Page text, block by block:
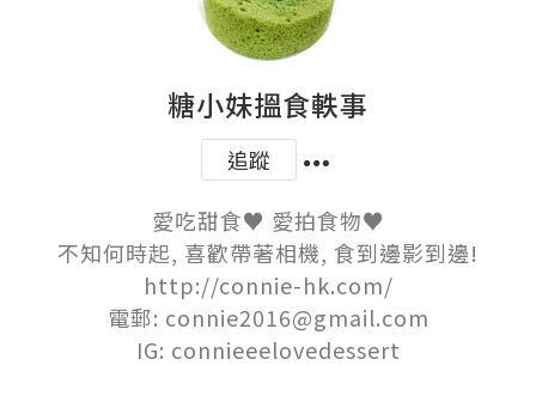
糖小妹搵食軼事
追蹤
愛吃甜食♥ 愛拍食物♥
不知何時起, 喜歡帶著相機, 食到邊影到邊!
http://connie-hk.com/
電郵: connie2016@gmail.com
IG: connieeelovedessert